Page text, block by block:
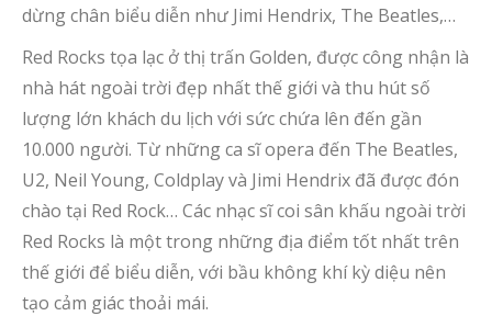
dừng chân biểu diễn như Jimi Hendrix, The Beatles,…
Red Rocks tọa lạc ở thị trấn Golden, được công nhận là
nhà hát ngoài trời đẹp nhất thế giới và thu hút số
lượng lớn khách du lịch với sức chứa lên đến gần
10.000 người. Từ những ca sĩ opera đến The Beatles,
U2, Neil Young, Coldplay và Jimi Hendrix đã được đón
chào tại Red Rock… Các nhạc sĩ coi sân khấu ngoài trời
Red Rocks là một trong những địa điểm tốt nhất trên
thế giới để biểu diễn, với bầu không khí kỳ diệu nên
tạo cảm giác thoải mái.